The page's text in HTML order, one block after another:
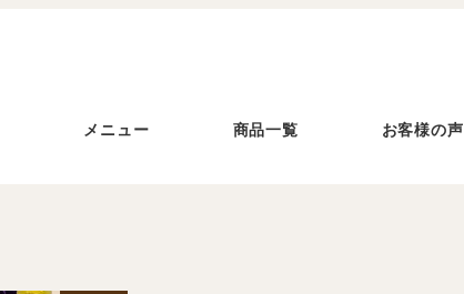
メニュー 商品一覧 お客様の声